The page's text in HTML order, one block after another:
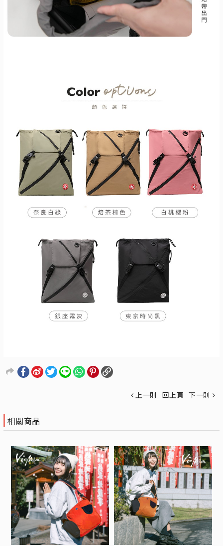
上一則 回上頁 下一則
相關商品